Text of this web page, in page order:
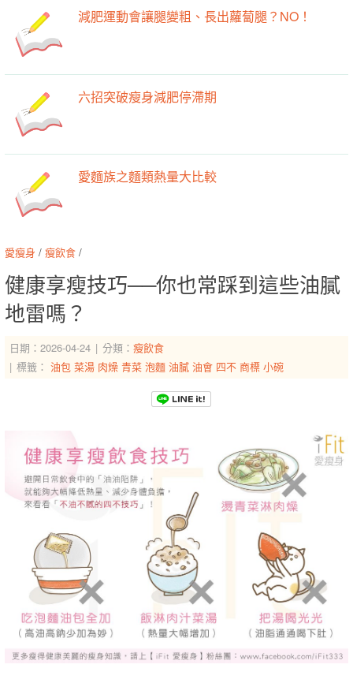
減肥運動會讓腿變粗、長出蘿蔔腿？NO！
六招突破瘦身減肥停滯期
愛麵族之麵類熱量大比較
愛瘦身 / 瘦飲食 /
健康享瘦技巧──你也常踩到這些油膩
地雷嗎？
日期：2026-04-24 分類： 瘦飲食
標籤： 油包 菜湯 肉燥 青菜 泡麵 油膩 油會 四不 商標 小碗